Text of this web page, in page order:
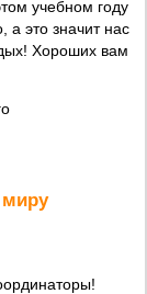
учебном году
а это значит нас
Хороших вам